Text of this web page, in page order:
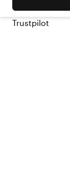
Trustpilot